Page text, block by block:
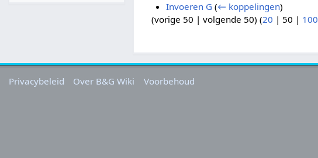
Invoeren G (← koppelingen)
(vorige 50 |volgende 50) (20 | 50 | 100
Privacybeleid Over B&G Wiki Voorbehoud